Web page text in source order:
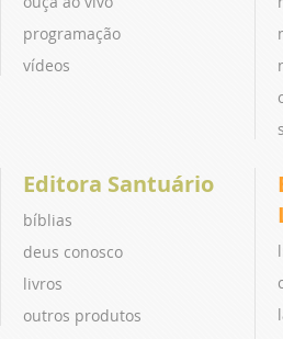
programação
vídeos
Editora Santuário
bíblias
deus conosco
livros
outros produtos